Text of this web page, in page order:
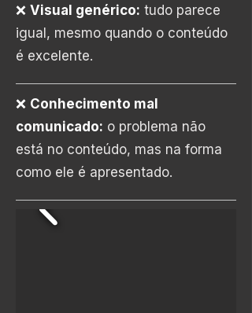
❌ Visual genérico: tudo parece
igual, mesmo quando o conteúdo
é excelente.
❌ Conhecimento mal
comunicado: o problema não
está no conteúdo, mas na forma
como ele é apresentado.